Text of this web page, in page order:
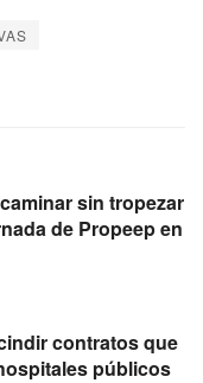
sin tropezar
de Propeep en
contratos que
públicos